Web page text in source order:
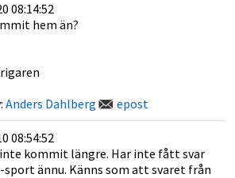
08:14:52
hem än?
Anders Dahlberg epost
08:54:52
kommit längre. Har inte fått svar
sport ännu. Känns som att svaret från